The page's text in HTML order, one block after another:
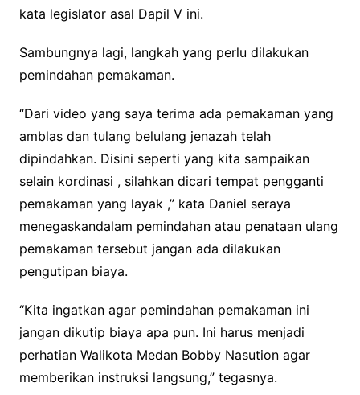
kata legislator asal Dapil V ini.
Sambungnya lagi, langkah yang perlu dilakukan
pemindahan pemakaman.
“Dari video yang saya terima ada pemakaman yang
amblas dan tulang belulang jenazah telah
dipindahkan. Disini seperti yang kita sampaikan
selain kordinasi , silahkan dicari tempat pengganti
pemakaman yang layak ,” kata Daniel seraya
menegaskandalam pemindahan atau penataan ulang
pemakaman tersebut jangan ada dilakukan
pengutipan biaya.
“Kita ingatkan agar pemindahan pemakaman ini
jangan dikutip biaya apa pun. Ini harus menjadi
perhatian Walikota Medan Bobby Nasution agar
memberikan instruksi langsung,” tegasnya.